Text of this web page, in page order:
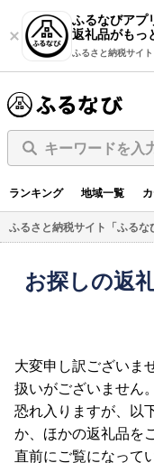
ふるなびアプ
返礼品がもっ
ふるさと納税サイト
キーワードを入
ランキング 地域一覧
ふるさと納税サイト「ふるな
お探しの返
大変申し訳ございま
扱いがございません。
恐れ入りますが、以
か、ほかの返礼品を
直前にご覧になって